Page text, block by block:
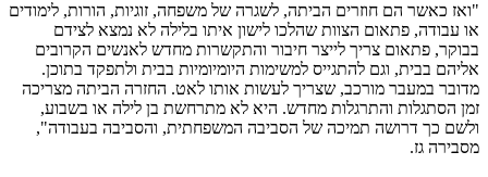
"ואז כאשר הם חוזרים הביתה, לשגרה של משפחה, זוגיות, הורות, לימודים
או עבודה, פתאום הצוות שהלכו לישון איתו בלילה לא נמצא לצידם
בבוקר, פתאום צריך לייצר חיבור והתקשרות מחדש לאנשים הקרובים
אליהם בבית, וגם להתגייס למשימות היומיומיות בבית ולתפקד בתוכן.
מדובר במעבר מורכב, שצריך לעשות אותו לאט. החזרה הביתה מצריכה
זמן הסתגלות והתרגלות מחדש. היא לא מתרחשת בן לילה או בשבוע,
ולשם כך דרושה תמיכה של הסביבה המשפחתית, והסביבה בעבודה",
מסבירה גז.